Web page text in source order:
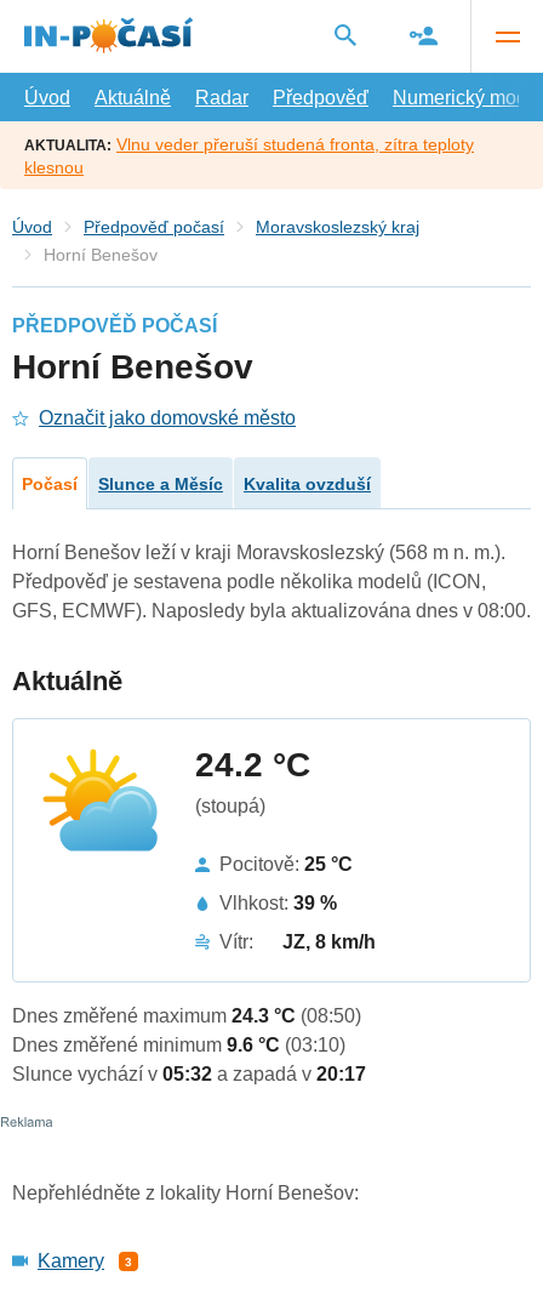
hlavní
Úvod
Aktuálně Radar Předpověď Numerický model
AKTUALITA: Vlnu veder přeruší studená fronta, zítra teploty
klesnou
Úvod Předpověď počasí
Moravskoslezský kraj
Horní Benešov
PŘEDPOVĚĎ POČASÍ
Horní Benešov
Označit jako domovské město
Počasí Slunce a Měsíc Kvalita ovzduší
Horní Benešov leží v kraji Moravskoslezský (568 m n. m.).
Předpověď je sestavena podle několika modelů (ICON,
GFS, ECMWF). Naposledy byla aktualizována dnes v 08:00.
Aktuálně
24.2 °C
(stoupá)
Pocitově: 25 °C
Vlhkost: 39 %
Vítr:
JZ, 8 km/h
Dnes změřené maximum 24.3 °C (08:50)
Dnes změřené minimum 9.6 °C (03:10)
Slunce vychází v 05:32 a zapadá v 20:17
Nepřehlédněte z lokality Horní Benešov:
Kamery 3